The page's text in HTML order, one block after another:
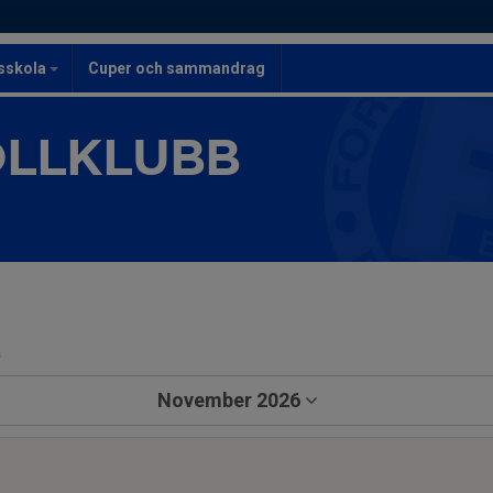
Cuper och sammandrag
November 2026